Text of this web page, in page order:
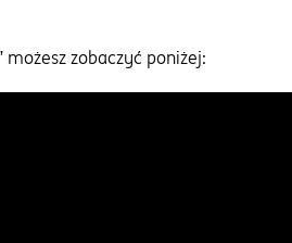
możesz zobaczyć poniżej: